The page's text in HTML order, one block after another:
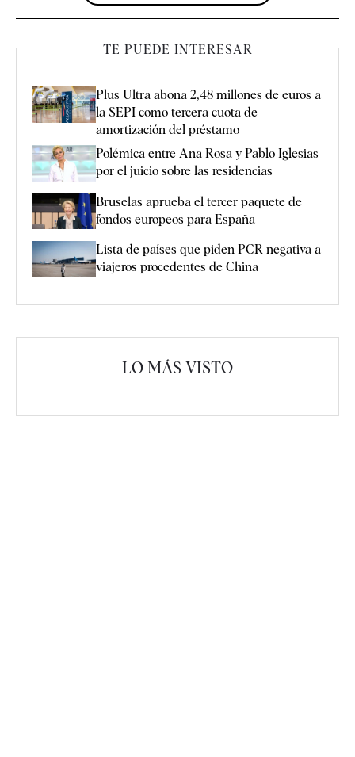
TE PUEDE INTERESAR
Plus Ultra abona 2,48 millones de euros a
la SEPI como tercera cuota de
amortización del préstamo
Polémica entre Ana Rosa y Pablo Iglesias
por el juicio sobre las residencias
Bruselas aprueba el tercer paquete de
fondos europeos para España
Lista de países que piden PCR negativa a
viajeros procedentes de China
LO MÁS VISTO